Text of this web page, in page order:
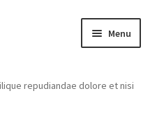
Menu
repudiandae dolore et nisi